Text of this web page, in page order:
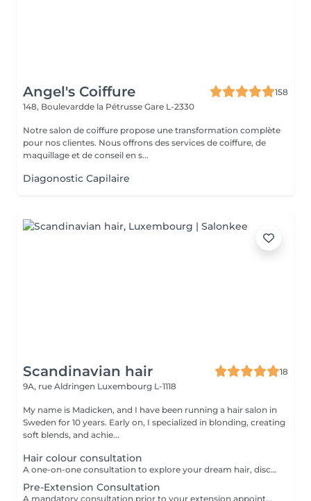
Angel's Coiffure
158
148, Boulevardde la Pétrusse Gare L-2330
Notre salon de coiffure propose une transformation complète
pour nos clientes. Nous offrons des services de coiffure, de
maquillage et de conseil en s...
Diagonostic Capilaire
Scandinavian hair
18
9A, rue Aldringen Luxembourg L-1118
My name is Madicken, and I have been running a hair salon in
Sweden for 10 years. Early on, I specialized in blonding, creating
soft blends, and achie...
Hair colour consultation
A one-on-one consultation to explore your dream hair, discuss colour possibilities, pricing, and create a tailored plan to achieve the best result for you.
Pre-Extension Consultation
A mandatory consultation prior to your extension appointment. During this session we will assess your hair, discuss your desired look, color match, and determine the right amount of hair needed. This ensures a flawless result and allows us to order the perfect extensions for you. Please note: installation cannot be booked without a consultation first